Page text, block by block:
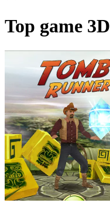
Top game 3D